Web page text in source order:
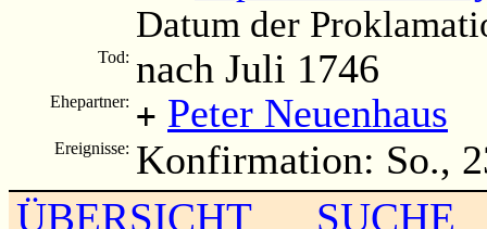
Datum der
Tod: nach Juli 1746
Ehepartner: + Peter Neuenhaus
Ereignisse: Konfirmation: So.,
ÜBERSICHT SUCHE